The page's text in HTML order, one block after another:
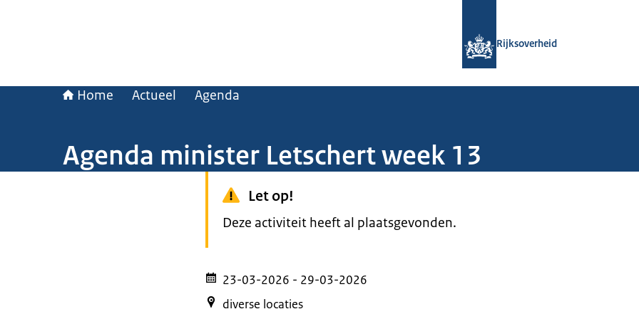
Rijksoverheid
Home Actueel Agenda
Agenda minister Letschert week 13
Let op!
Deze activiteit heeft al plaatsgevonden.
23-03-2026 - 29-03-2026
diverse locaties